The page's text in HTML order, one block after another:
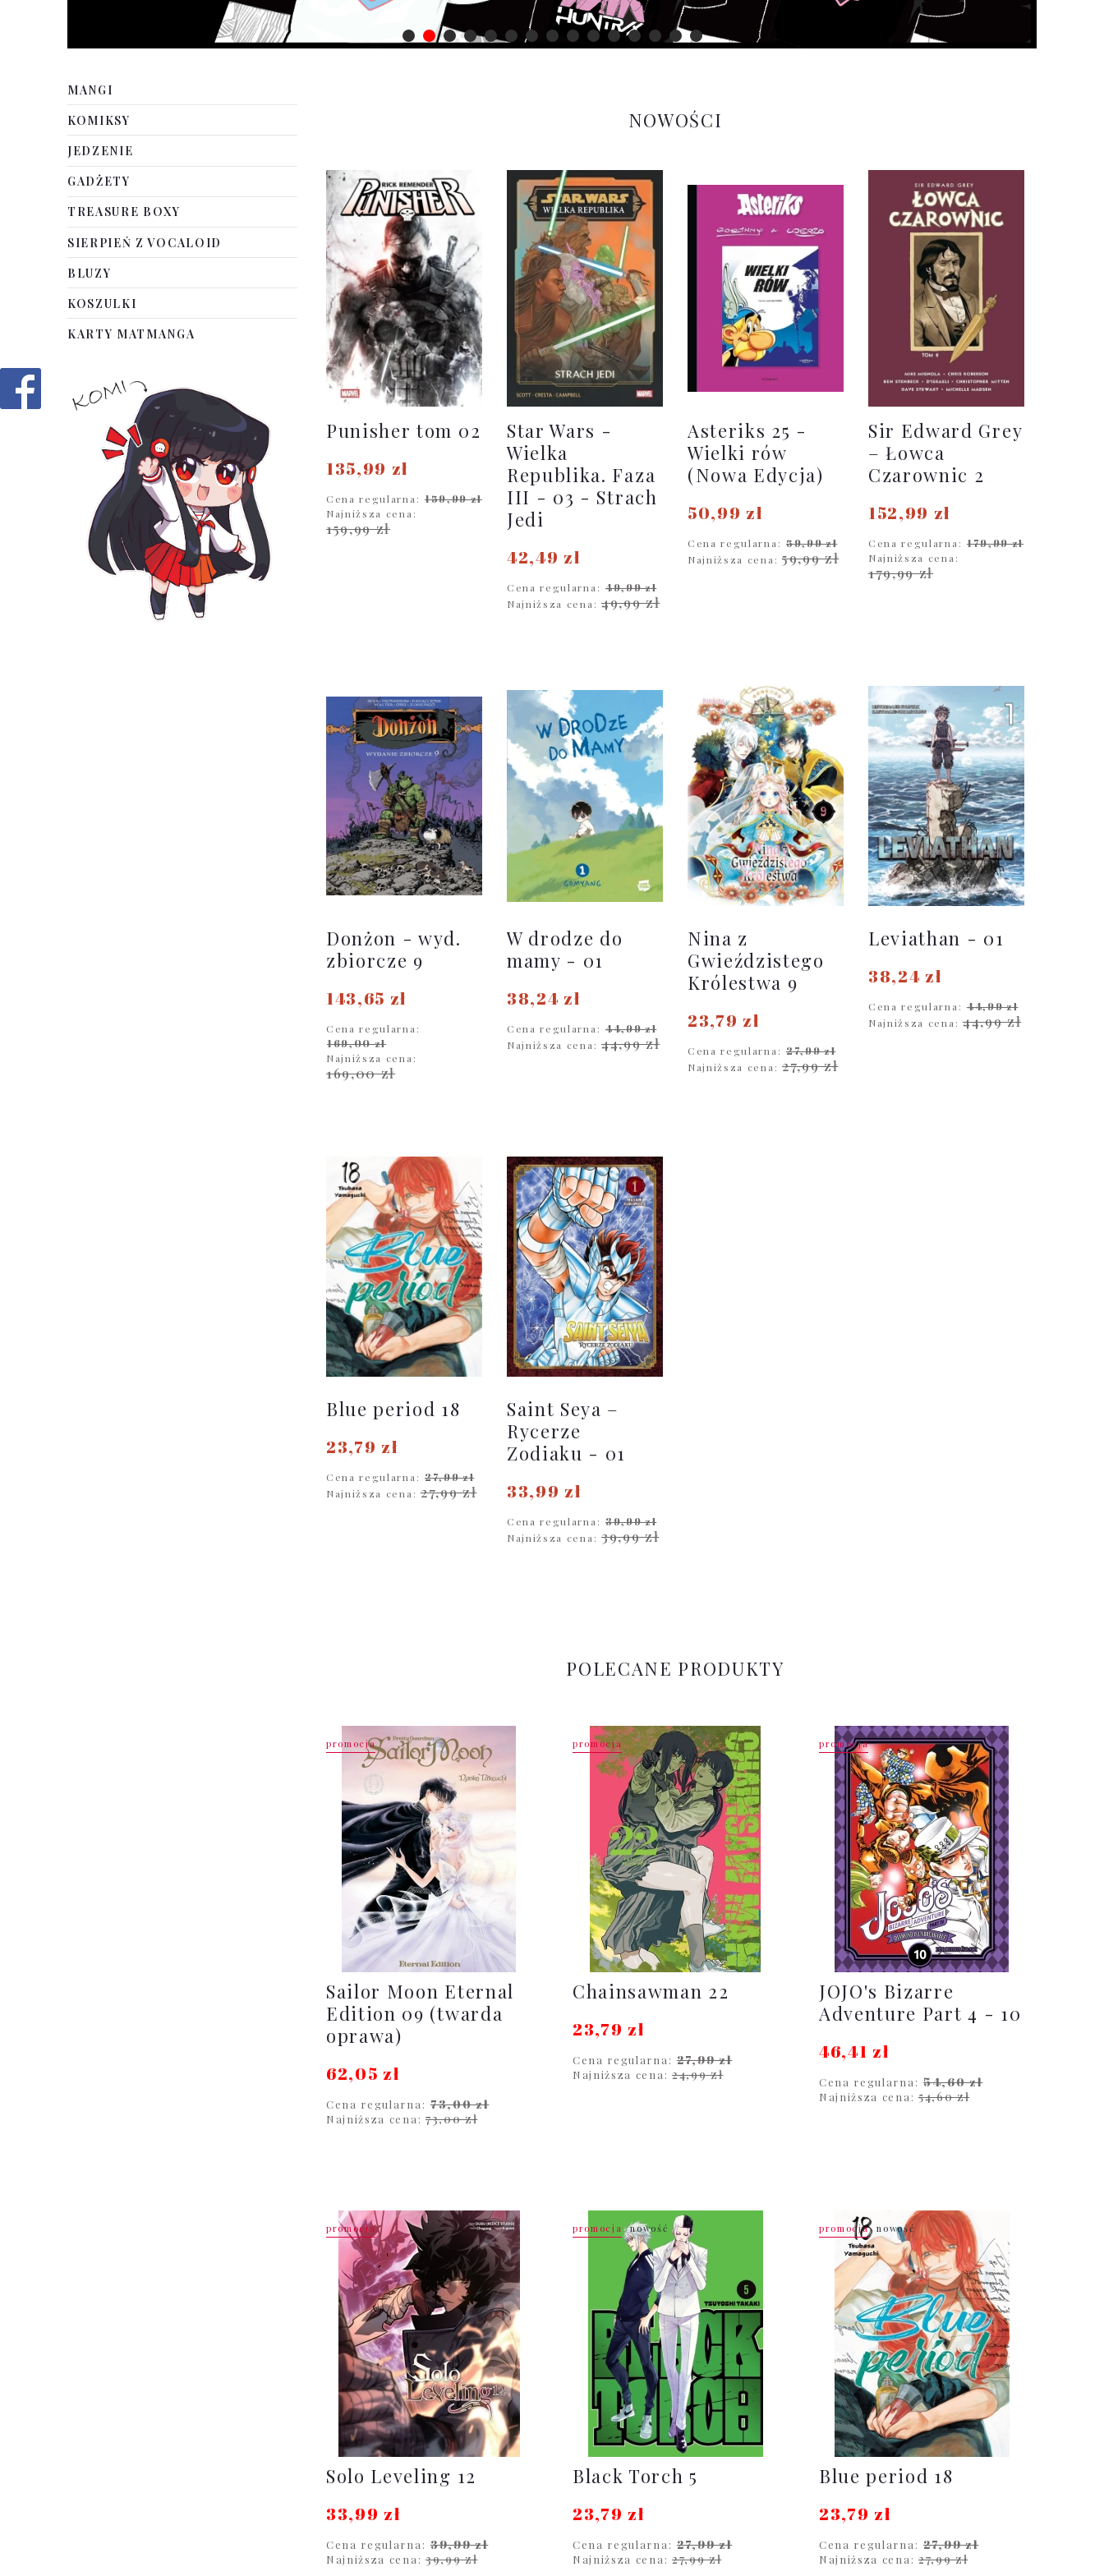
MANGI
KOMIKSY
JEDZENIE
GADŻETY
TREASURE BOXY
SIERPIEŃ Z VOCALOID
BLUZY
KOSZULKI
KARTY MATMANGA
NOWOŚCI
Punisher tom 02
135,99 zł
Cena regularna: 159,99 zł
Najniższa cena:
159,99 zł
Star Wars -
Wielka
Republika. Faza
III - 03 - Strach
Jedi
42,49 zł
Cena regularna: 49,99 zł
Najniższa cena: 49,99 zł
Asteriks 25 -
Wielki rów
(Nowa Edycja)
50,99 zł
Cena regularna: 59,99 zł
Najniższa cena: 59,99 zł
Sir Edward Grey
– Łowca
Czarownic 2
152,99 zł
Cena regularna: 179,99 zł
Najniższa cena:
179,99 zł
Donżon - wyd.
zbiorcze 9
143,65 zł
Cena regularna:
169,00 zł
Najniższa cena:
169,00 zł
W drodze do
mamy - 01
38,24 zł
Cena regularna: 44,99 zł
Najniższa cena: 44,99 zł
Nina z
Gwieździstego
Królestwa 9
23,79 zł
Cena regularna: 27,99 zł
Najniższa cena: 27,99 zł
Leviathan - 01
38,24 zł
Cena regularna: 44,99 zł
Najniższa cena: 44,99 zł
Blue period 18
23,79 zł
Cena regularna: 27,99 zł
Najniższa cena: 27,99 zł
Saint Seya –
Rycerze
Zodiaku - 01
33,99 zł
Cena regularna: 39,99 zł
Najniższa cena: 39,99 zł
POLECANE PRODUKTY
Sailor Moon Eternal
Edition 09 (twarda
oprawa)
62,05 zł
Cena regularna: 73,00 zł
Najniższa cena: 73,00 zł
promocja
Chainsawman 22
23,79 zł
Cena regularna: 27,99 zł
Najniższa cena: 24,99 zł
promocja
JOJO's Bizarre
Adventure Part 4 - 10
46,41 zł
Cena regularna: 54,60 zł
Najniższa cena: 54,60 zł
promocja
Solo Leveling 12
33,99 zł
Cena regularna: 39,99 zł
Najniższa cena: 39,99 zł
promocja
Black Torch 5
23,79 zł
Cena regularna: 27,99 zł
Najniższa cena: 27,99 zł
promocja nowość
Blue period 18
23,79 zł
Cena regularna: 27,99 zł
Najniższa cena: 27,99 zł
promocja nowość